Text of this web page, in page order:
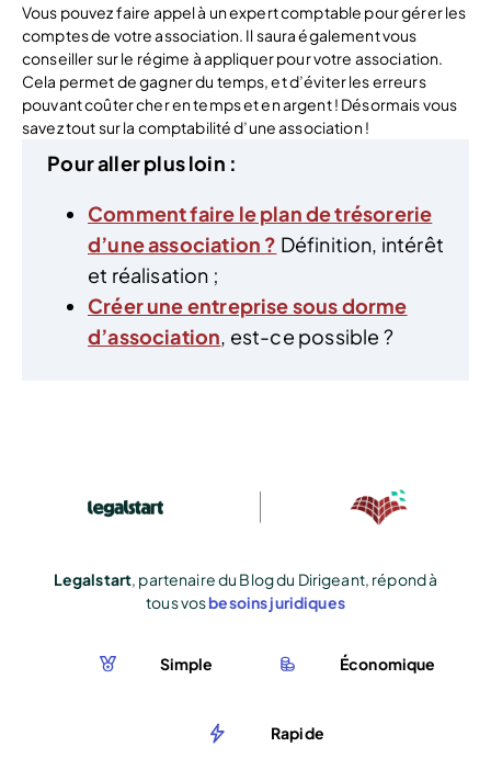
Vous pouvez faire appel à un expert comptable pour gérer les
comptes de votre association. Il saura également vous
conseiller sur le régime à appliquer pour votre association.
Cela permet de gagner du temps, et d’éviter les erreurs
pouvant coûter cher en temps et en argent ! Désormais vous
savez tout sur la comptabilité d’une association !
Pourallerplusloin :
Comment faire le plan de trésorerie
d’une association ? Définition, intérêt
et réalisation ;
Créer une entreprise sous dorme
d’association, est-ce possible ?
Legalstart, partenaire du Blog du Dirigeant, répond à
tous vosbesoins juridiques
Simple Économique
Rapide